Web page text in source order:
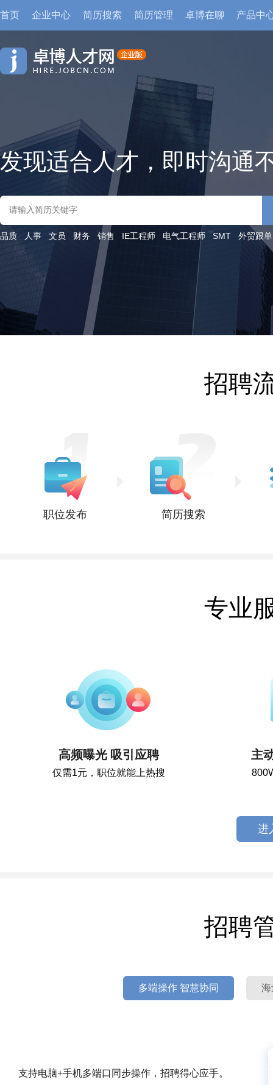
首页 企业中心 简历搜索 简历管理 卓博在聊 产品中
发现适合人才，即时沟通
品质 人事 文员 财务 销售 IE工程师 电气工程师 SMT 外贸跟单
招聘
职位发布 简历搜索
专业
高频曝光 吸引应聘
仅需1元，职位就能上热搜
主
进
招聘
多端操作 智慧协同 海
支持电脑+手机多端口同步操作，招聘得心应手。